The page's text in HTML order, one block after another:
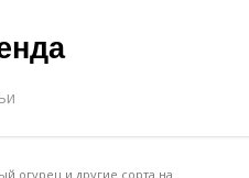
огурец и другие сорта на